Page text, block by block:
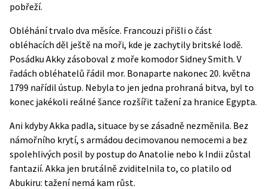
pobřeží.
Obléhání trvalo dva měsíce. Francouzi přišli o část
obléhacích děl ještě na moři, kde je zachytily britské lodě.
Posádku Akky zásoboval z moře komodor Sidney Smith. V
řadách obléhatelů řádil mor. Bonaparte nakonec 20. května
1799 nařídil ústup. Nebyla to jen jedna prohraná bitva, byl to
konec jakékoli reálné šance rozšířit tažení za hranice Egypta.
Ani kdyby Akka padla, situace by se zásadně nezměnila. Bez
námořního krytí, s armádou decimovanou nemocemi a bez
spolehlivých posil by postup do Anatolie nebo k Indii zůstal
fantazií. Akka jen brutálně zviditelnila to, co platilo od
Abukiru: tažení nemá kam růst.